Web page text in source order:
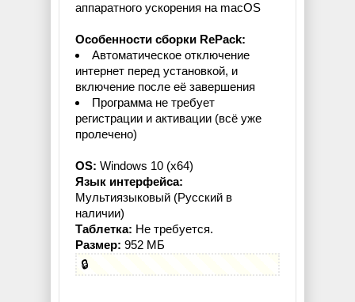
аппаратного ускорения на macOS
Особенности сборки RePack:
Автоматическое отключение
интернет перед установкой, и
включение после её завершения
Программа не требует
регистрации и активации (всё уже
пролечено)
OS: Windows 10 (x64)
Язык интерфейса:
Мультиязыковый (Русский в
наличии)
Таблетка: Не требуется.
Размер: 952 МБ
🔒